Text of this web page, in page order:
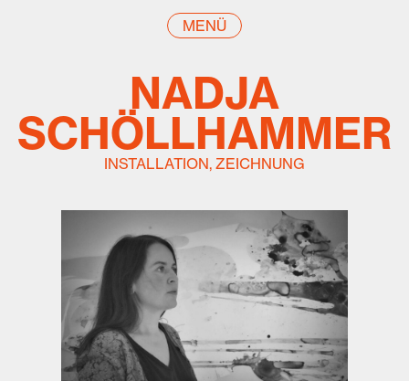
MENÜ
NADJA
SCHÖLLHAMMER
INSTALLATION, ZEICHNUNG